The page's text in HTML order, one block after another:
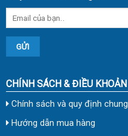
CHÍNH SÁCH & ĐIỀU KHOẢN
Chính sách và quy định chung
Hướng dẫn mua hàng